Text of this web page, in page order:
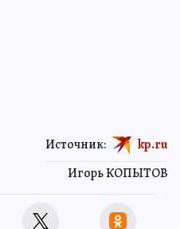
Игорь КОПЫТОВ
Источник: kp.ru